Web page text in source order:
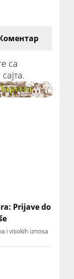
са
Prijave do
i visokih iznosa